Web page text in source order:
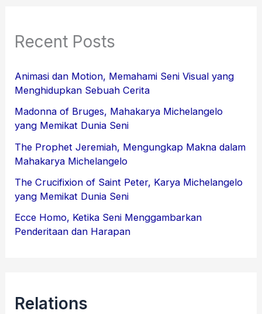
Recent Posts
Animasi dan Motion, Memahami Seni Visual yang
Menghidupkan Sebuah Cerita
Madonna of Bruges, Mahakarya Michelangelo
yang Memikat Dunia Seni
The Prophet Jeremiah, Mengungkap Makna dalam
Mahakarya Michelangelo
The Crucifixion of Saint Peter, Karya Michelangelo
yang Memikat Dunia Seni
Ecce Homo, Ketika Seni Menggambarkan
Penderitaan dan Harapan
Relations